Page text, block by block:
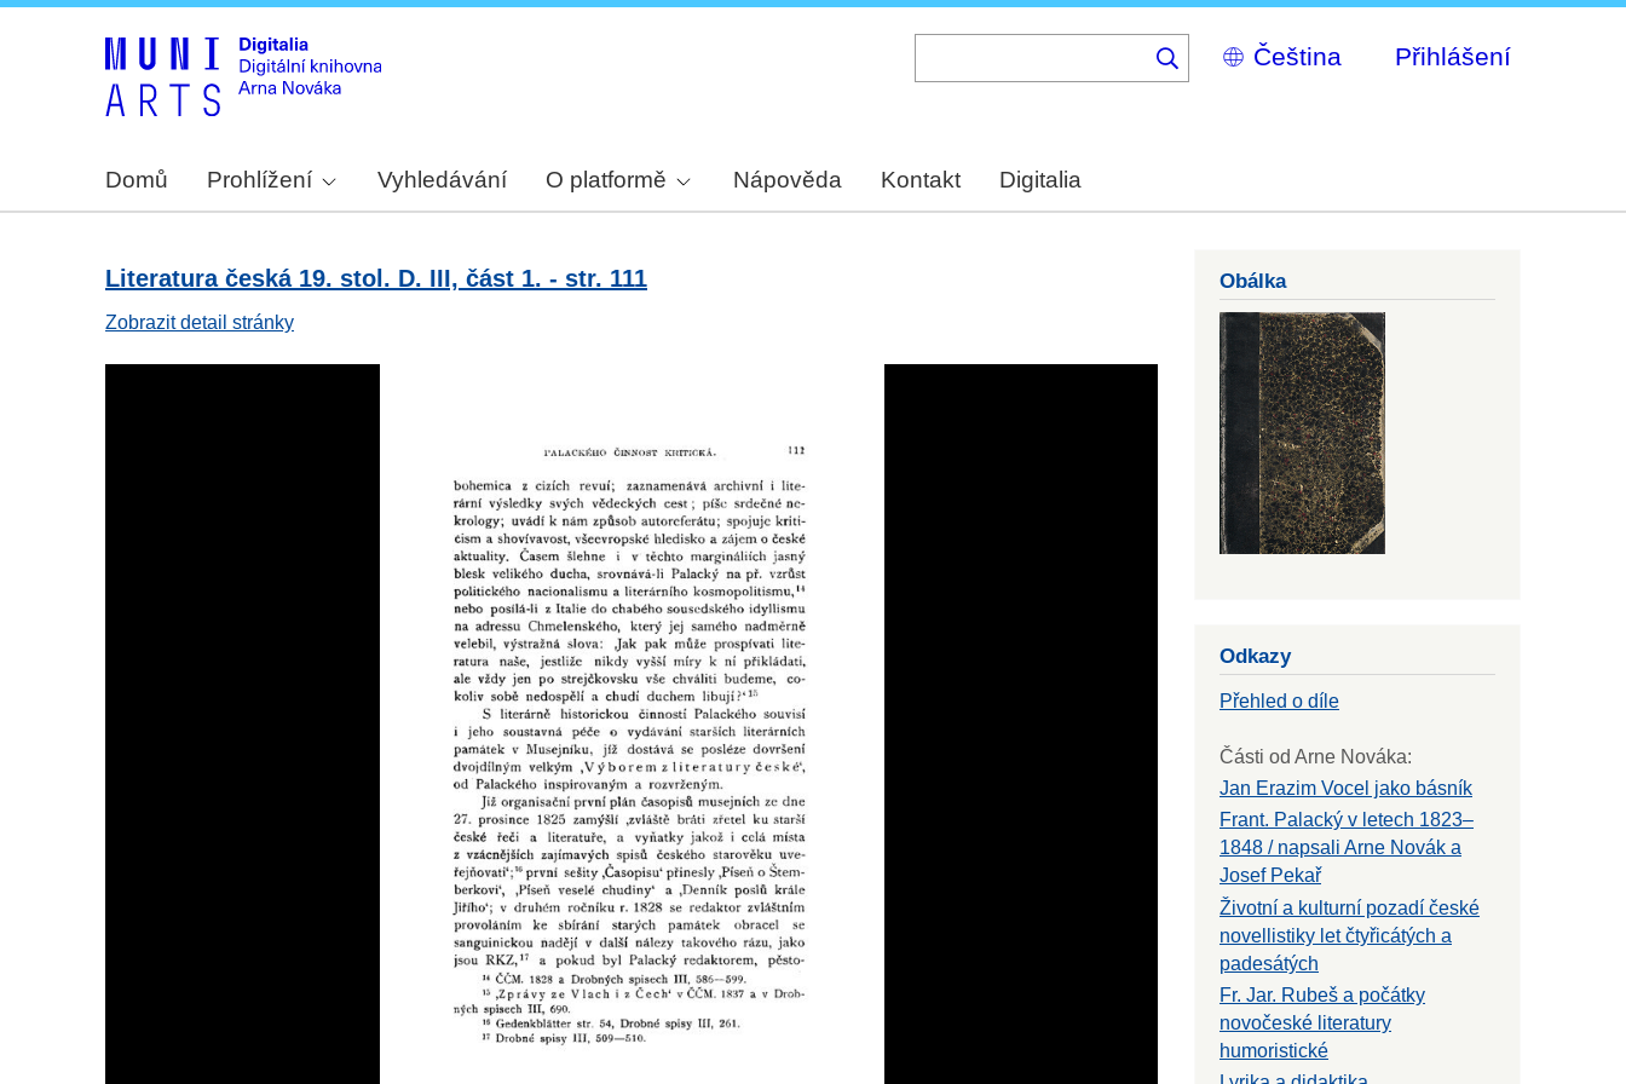
Select
your
Přihlášení
Domů Prohlížení Vyhledávání O platformě Nápověda Kontakt Digitalia
Literatura česká 19. stol. D. III, část 1. - str. 111
Zobrazit detail stránky
Obálka
Odkazy
Přehled o díle
Části od Arne Nováka:
Jan Erazim Vocel jako básník
Frant. Palacký v letech 1823–
1848 / napsali Arne Novák a
Josef Pekař
Životní a kulturní pozadí české
novellistiky let čtyřicátých a
padesátých
Fr. Jar. Rubeš a počátky
novočeské literatury
humoristické